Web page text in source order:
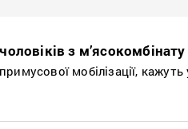
з
мобілізації, кажуть